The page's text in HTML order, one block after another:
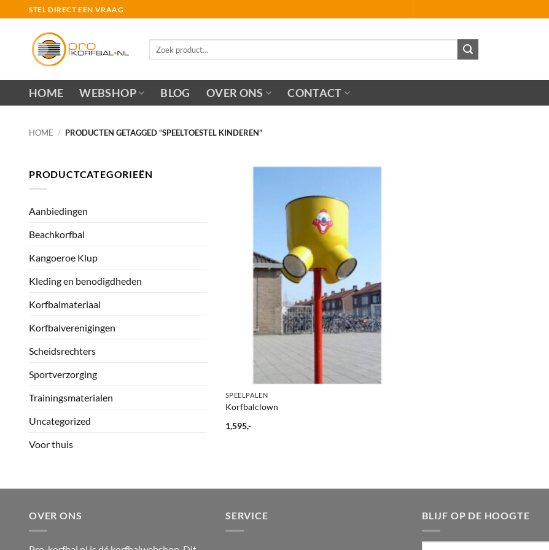
naar
STEL DIRECT EEN VRAAG
HOME WEBSHOP BLOG OVER ONS CONTACT
HOME / PRODUCTEN GETAGGED “SPEELTOESTEL KINDEREN”
PRODUCTCATEGORIEËN
Aanbiedingen
Beachkorfbal
Kangoeroe Klup
Kleding en benodigdheden
Korfbalmateriaal
Korfbalverenigingen
Scheidsrechters
Sportverzorging
Trainingsmaterialen
Uncategorized
Voor thuis
SPEELPALEN
Korfbalclown
1,595,-
OVER ONS SERVICE BLIJF OP DE HOOGTE